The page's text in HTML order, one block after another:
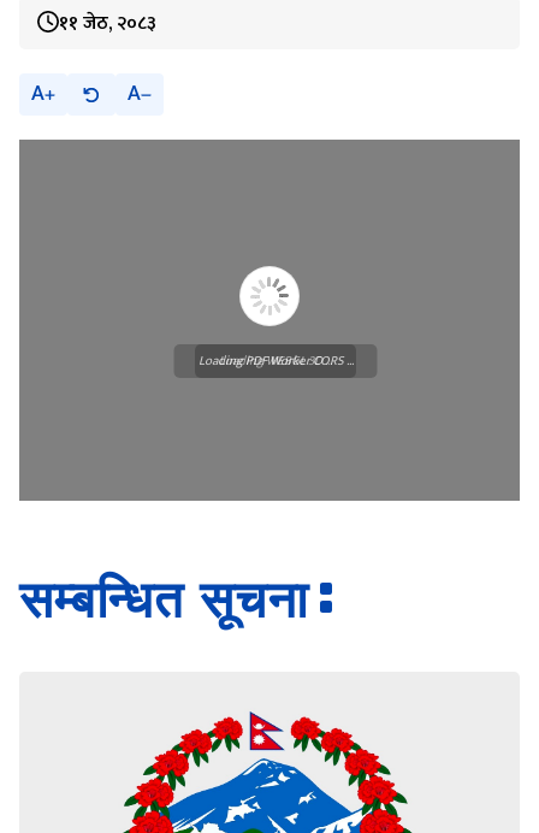
११ जेठ, २०८३
A A
Loading WEBGL 3D ...
Loading PDF Worker CORS ...
सम्बन्धित सूचना